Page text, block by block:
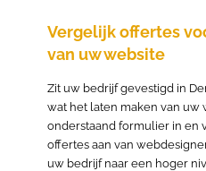
Vergelijk offertes
van uw website
Zit uw bedrijf gevestigd in
wat het laten maken van uw
onderstaand formulier in en
offertes aan van
uw bedrijf naar een hoger